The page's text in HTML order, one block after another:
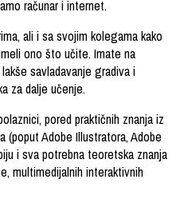
računar i internet.
ali i sa svojim kolegama kako
ono što učite. Imate na
savladavanje gradiva i
za dalje učenje.
pored praktičnih znanja iz
Adobe Illustratora, Adobe
i sva potrebna teoretska znanja
multimedijalnih interaktivnih